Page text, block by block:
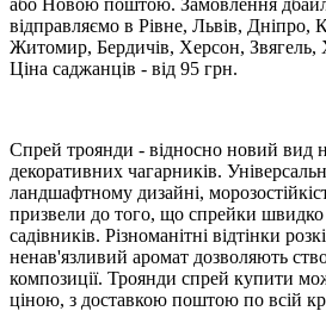
або Новою поштою. Замовлення
відправляємо в Рівне, Львів, Дніпро,
Житомир, Бердичів, Херсон, Звягель,
Ціна саджанців - від 95 грн.
Спрей троянди - відносно новий вид
декоративних чагарників.
ландшафтному дизайні,
призвели до того, що спрейки
садівників. Різноманітні відтінки
ненав'язливий аромат дозволяють
композиції. Троянди спрей купити
ціною, з доставкою поштою по всій